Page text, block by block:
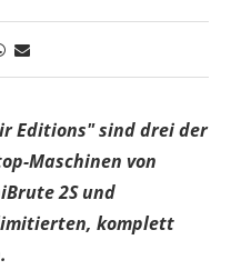
Editions" sind drei der
Maschinen von
2S und
komplett